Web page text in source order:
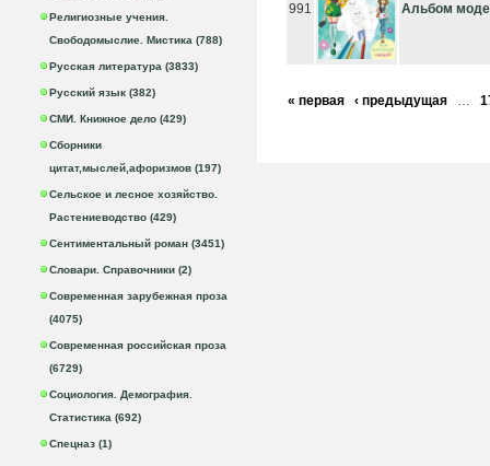
Религиозные учения.
Свободомыслие. Мистика (788)
Русская литература (3833)
Русский язык (382)
СМИ. Книжное дело (429)
Сборники
цитат,мыслей,афоризмов (197)
Сельское и лесное хозяйство.
Растениеводство (429)
Сентиментальный роман (3451)
Словари. Справочники (2)
Современная зарубежная проза
(4075)
Современная российская проза
(6729)
Социология. Демография.
Статистика (692)
Спецназ (1)
991 Альбом
« первая ‹ предыдущая …